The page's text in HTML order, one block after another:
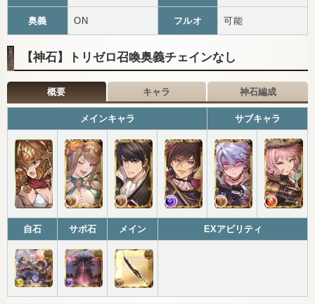
奥義 ON フルオ 可能
【神石】トリゼロ召喚奥義チェインなし
概要 キャラ 神石編成
メインキャラ サブキャラ
自石 サポ石 メイン EXアビリティ